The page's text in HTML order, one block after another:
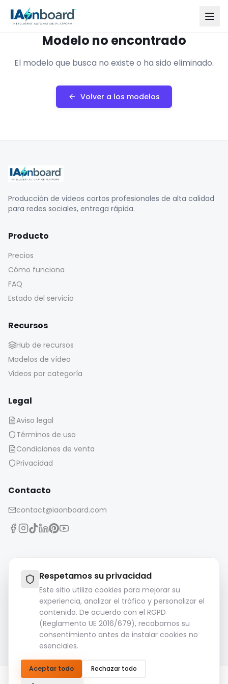
Respetamos su privacidad
Este sitio utiliza cookies para mejorar su
experiencia, analizar el tráfico y personalizar el
contenido. De acuerdo con el RGPD
(Reglamento UE 2016/679), recabamos su
consentimiento antes de instalar cookies no
esenciales.
Aceptar todo Rechazar todo
Modelo no encontrado
El modelo que busca no existe o ha sido eliminado.
Volver a los modelos
Producción de videos cortos profesionales de alta calidad
para redes sociales, entrega rápida.
Producto
Precios
Cómo funciona
FAQ
Estado del servicio
Recursos
Hub de recursos
Modelos de vídeo
Videos por categoría
Legal
Aviso legal
Términos de uso
Condiciones de venta
Privacidad
Contacto
contact@iaonboard.com
Política de conservación:
Los archivos multimedia (imágenes, vídeos, archivos de
audio, etc.) se conservan durante 14 días.
Por favor, descargue y guarde sus archivos importantes.
© 2026 IAOnboard. Todos los derechos reservados.